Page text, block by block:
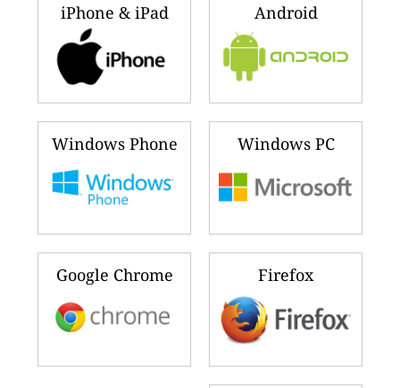
iPhone & iPad Android
Windows Phone Windows PC
Google Chrome Firefox